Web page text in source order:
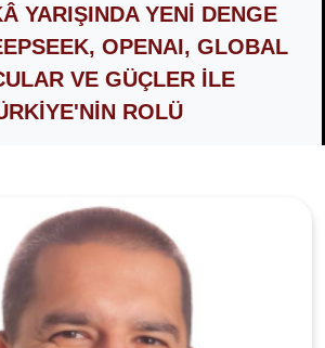
YARIŞINDA YENI DENGE
OPENAI, GLOBAL
VE GÜÇLER ILE
ROLÜ